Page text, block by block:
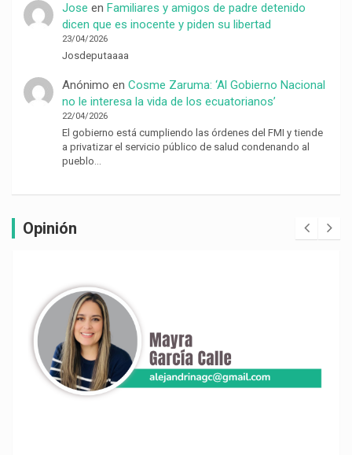
Jose en Familiares y amigos de padre detenido
dicen que es inocente y piden su libertad
23/04/2026
Josdeputaaaa
Anónimo en Cosme Zaruma: ‘Al Gobierno Nacional
no le interesa la vida de los ecuatorianos’
22/04/2026
El gobierno está cumpliendo las órdenes del FMI y tiende
a privatizar el servicio público de salud condenando al
pueblo…
Opinión